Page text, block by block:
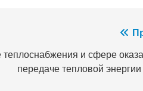
и сфере
передаче тепловой